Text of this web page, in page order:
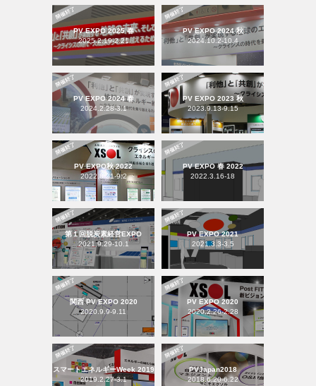
PV EXPO 2025 春
2025.2.19-2.21
PV EXPO 2024 秋
2024.10.2-10.4
PV EXPO 2024 春
2024.2.28-3.1
PV EXPO 2023 秋
2023.9.13-9.15
PV EXPO秋 2022
2022.8.31-9.2
PV EXPO 春 2022
2022.3.16-18
第１回脱炭素経営EXPO
2021.9.29-10.1
PV EXPO 2021
2021.3.3-3.5
関西 PV EXPO 2020
2020.9.9-9.11
PV EXPO 2020
2020.2.26-2.28
スマートエネルギーWeek 2019
2019.2.27-3.1
PVJapan2018
2018.6.20-6.22